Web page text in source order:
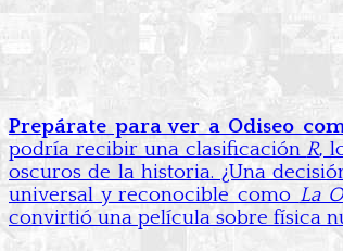
Prepárate para ver a Odiseo
podría recibir una clasificación R,
oscuros de la historia. ¿Una
universal y reconocible como La
convirtió una película sobre física